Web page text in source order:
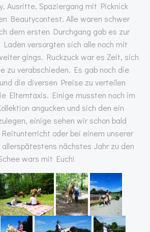
Ausritte, Spaziergang mit Picknick
Beautycontest. Alle waren schwer
dem ersten Durchgang gab es zur
versorgten sich alle noch mit
gings. Ruckzuck war es Zeit, sich
zu verabschieden. Es gab noch die
die diversen Preise zu verteilen
Elterntaxis. Einige mussten noch im
angucken und sich den ein
einige sehen wir schon bald
oder bei einem unserer
allerspätestens nächstes Jahr zu den
wars mit Euch!